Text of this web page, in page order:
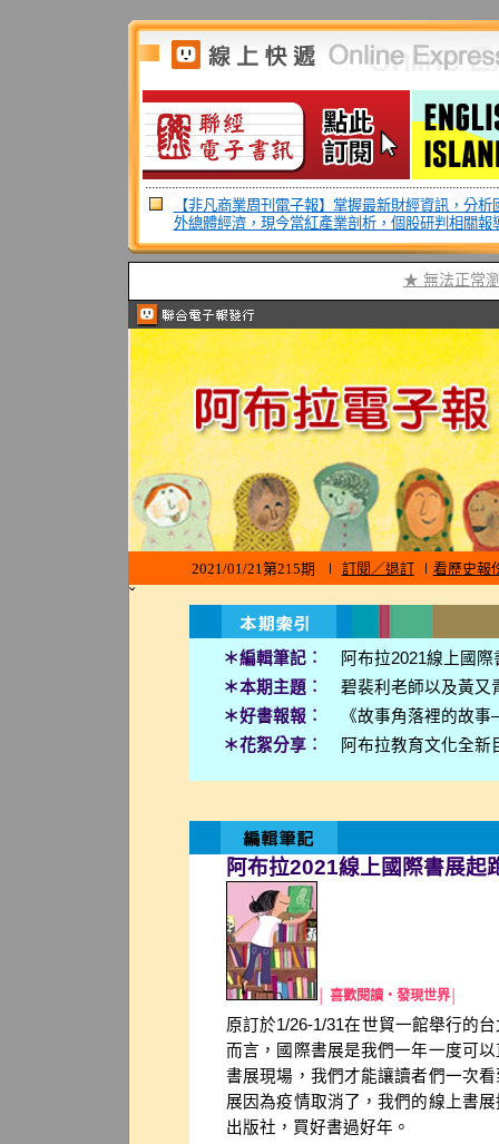
【非凡商業周刊電子報】掌握最新財經資訊，分析
外總體經濟，現今當紅產業剖析，個股研判相關報
★ 無法正常
2021/01/21第215期 ∣ 訂閱／退訂 ∣ 看歷史報
ˇ
＊編輯筆記︰
阿布拉2021線上國際
＊本期主題︰
碧裴利老師以及黃又
＊好書報報︰
《故事角落裡的故
＊花絮分享︰
阿布拉教育文化全新
阿布拉2021線上國際書展起
│ 喜歡閱讀‧發現世界│
原訂於1/26-1/31在世貿一館舉行的
而言，國際書展是我們一年一度可
書展現場，我們才能讓讀者們一次
展因為疫情取消了，我們的線上書
出版社，買好書過好年。